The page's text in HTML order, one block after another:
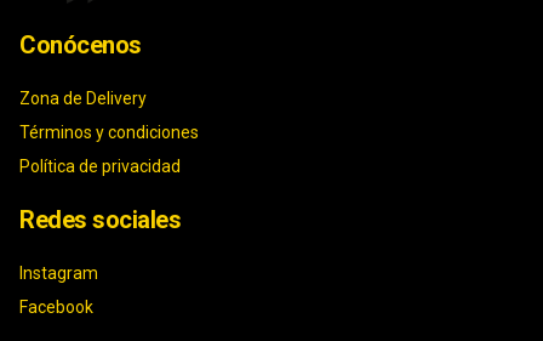
Conócenos
Zona de Delivery
Términos y condiciones
Política de privacidad
Redes sociales
Instagram
Facebook